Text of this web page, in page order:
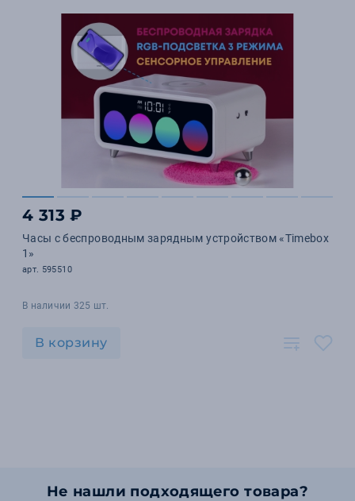
4 313 ₽
Часы с беспроводным зарядным устройством «Timebox
1»
арт. 595510
В наличии 325 шт.
В корзину
Не нашли подходящего товара?